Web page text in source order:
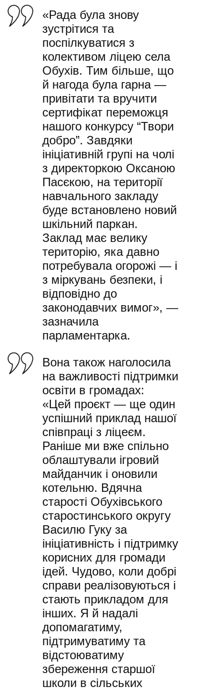
«Рада була знову
зустрітися та
поспілкуватися з
колективом ліцею села
Обухів. Тим більше, що
й нагода була гарна —
привітати та вручити
сертифікат переможця
нашого конкурсу “Твори
добро”. Завдяки
ініціативній групі на чолі
з директоркою Оксаною
Пасєкою, на території
навчального закладу
буде встановлено новий
шкільний паркан.
Заклад має велику
територію, яка давно
потребувала огорожі — і
з міркувань безпеки, і
відповідно до
законодавчих вимог», —
зазначила
парламентарка.
Вона також наголосила
на важливості підтримки
освіти в громадах:
«Цей проєкт — ще один
успішний приклад нашої
співпраці з ліцеєм.
Раніше ми вже спільно
облаштували ігровий
майданчик і оновили
котельню. Вдячна
старості Обухівського
старостинського округу
Василю Гуку за
ініціативність і підтримку
корисних для громади
ідей. Чудово, коли добрі
справи реалізовуються і
стають прикладом для
інших. Я й надалі
допомагатиму,
підтримуватиму та
відстоюватиму
збереження старшої
школи в сільських